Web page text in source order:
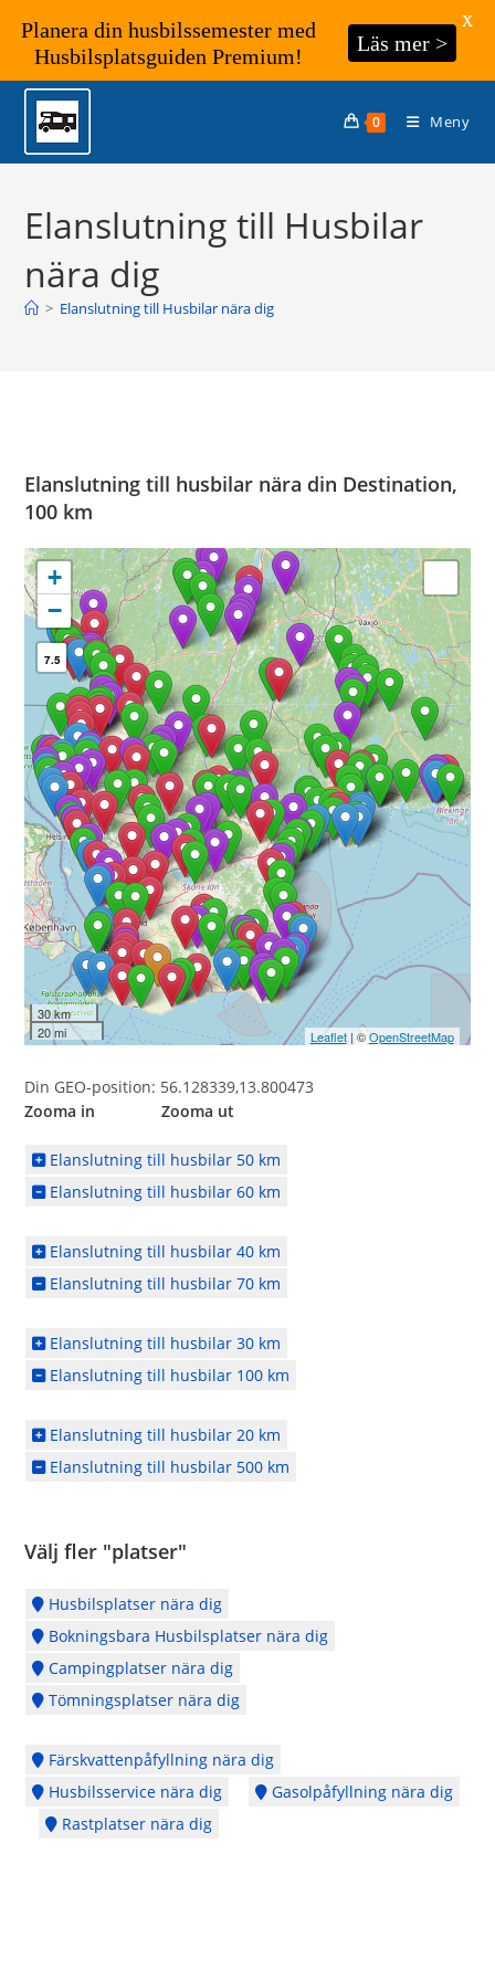
Hoppa
innehållet
0 Meny
Elanslutning till Husbilar
nära dig
> Elanslutning till Husbilar nära dig
Elanslutning till husbilar nära din Destination,
100 km
+
−
7.5
30 km
20 mi
Leaflet| ©OpenStreetMap
Din GEO-position: 56.128339,13.800473
Zooma in Zooma ut
Elanslutning till husbilar 50 km
Elanslutning till husbilar 60 km
Elanslutning till husbilar 40 km
Elanslutning till husbilar 70 km
Elanslutning till husbilar 30 km
Elanslutning till husbilar 100 km
Elanslutning till husbilar 20 km
Elanslutning till husbilar 500 km
Välj fler "platser"
Husbilsplatser nära dig
Bokningsbara Husbilsplatser nära dig
Campingplatser nära dig
Tömningsplatser nära dig
Färskvattenpåfyllning nära dig
Husbilsservice nära dig
Gasolpåfyllning nära dig
Rastplatser nära dig
Planera din husbilssemester med
Husbilsplatsguiden Premium!
Läs mer >
X